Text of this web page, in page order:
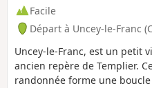
Facile
Départ à Uncey-le-Franc
Uncey-le-Franc, est un petit
ancien repère de Templier.
randonnée forme une